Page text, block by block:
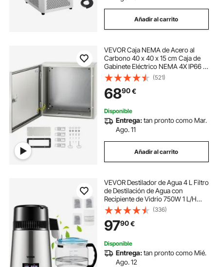
Añadir al carrito
VEVOR Caja NEMA de Acero al
Carbono 40 x 40 x 15 cm Caja de
Gabinete Eléctrico NEMA 4X IP66 a
Prueba de Agua y Polvo Caja de
Conexiones Eléctricas para
Exteriores e Interiores con Placa de
Montaje
(521)
6890€
Disponible
Entrega:tan pronto como Mar.
Ago. 11
Añadir al carrito
VEVOR Destilador de Agua 4 L Filtro
de Destilación de Agua con
Recipiente de Vidrio 750W 1 L/H
Ajuste de Velocidad, Destilación
Filtro Purificador 3582 g de Acero
Inoxidable con Pantalla Doble, Plata
(336)
9790€
Disponible
Entrega:tan pronto como Mié.
Ago. 12